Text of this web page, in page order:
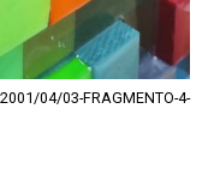
04/03-FRAGMENTO-4-